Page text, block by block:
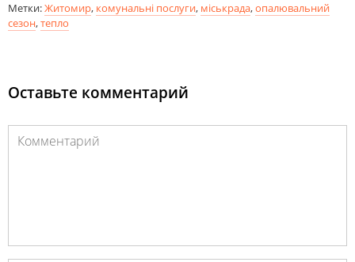
Метки:Житомир, комунальні послуги, міськрада,опалювальний
сезон,тепло
Оставьте комментарий